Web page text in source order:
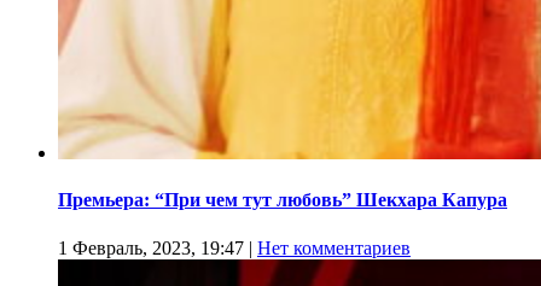
Премьера: “При чем тут любовь” Шекхара Капура
1 Февраль, 2023, 19:47 | Нет комментариев